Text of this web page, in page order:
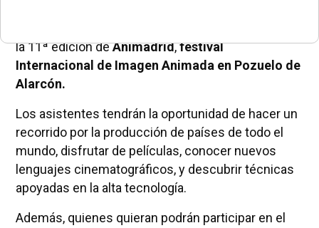
la 11ª edición deAnimadrid,festival
Internacional de Imagen Animada en Pozuelo de
Alarcón.
Los asistentes tendrán la oportunidad de hacer un
recorrido por la producción de países de todo el
mundo, disfrutar de películas, conocer nuevos
lenguajes cinematográficos, y descubrir técnicas
apoyadas en la alta tecnología.
Además, quienes quieran podrán participar en el